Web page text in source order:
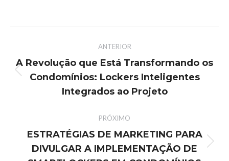
ANTERIOR
A Revolução que Está Transformando os
Condomínios: Lockers Inteligentes
Integrados ao Projeto
PRÓXIMO
ESTRATÉGIAS DE MARKETING PARA
DIVULGAR A IMPLEMENTAÇÃO DE